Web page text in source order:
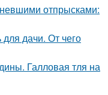
отпрысками:
дачи. От чего
Галловая тля на